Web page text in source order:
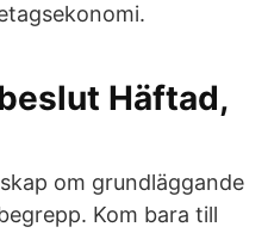
Häftad,
om grundläggande
Kom bara till